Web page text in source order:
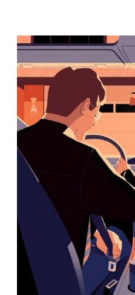
календарю
выбрать
дату.
Чтобы
закрыть
календарь,
нажмите
Esc.